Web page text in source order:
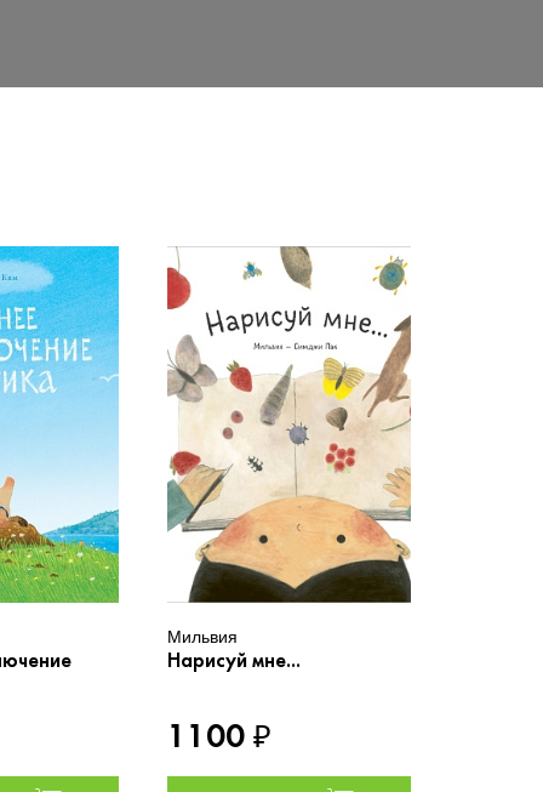
Мильвия
Нарисуй мне...
1100 ₽